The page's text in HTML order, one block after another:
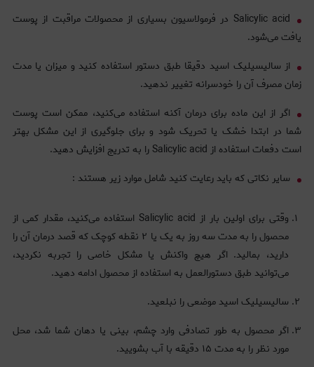
Salicylic acid در فرمولاسیون بسیاری از محصولات مراقبت از پوست
یافت می‌شود.
از سالیسیلیک اسید دقیقا طبق دستور استفاده کنید و میزان یا مدت
زمان مصرف آن را خودسرانه تغییر ندهید.
اگر از این ماده برای درمان آکنه استفاده می‌کنید، ممکن است پوست
شما در ابتدا خشک یا تحریک شود و برای جلوگیری از این مشکل بهتر
است دفعات استفاده از Salicylic acid را به تدریج افزایش دهید.
سایر نکاتی که باید رعایت کنید شامل موارد زیر هستند :
وقتی برای اولین بار از Salicylic acid استفاده می‌کنید، مقدار کمی از
محصول را به مدت سه روز به یک یا ۲ نقطه کوچک که قصد درمان آن را
دارید، بمالید. اگر هیچ واکنش یا مشکل خاصی را تجربه نکردید،
می‌توانید طبق دستورالعمل به استفاده از محصول ادامه دهید.
سالیسیلیک اسید موضعی را نبلعید.
اگر محصول به طور تصادفی وارد چشم، بینی یا دهان شما شد، محل
مورد نظر را به مدت ۱۵ دقیقه با آب بشویید.